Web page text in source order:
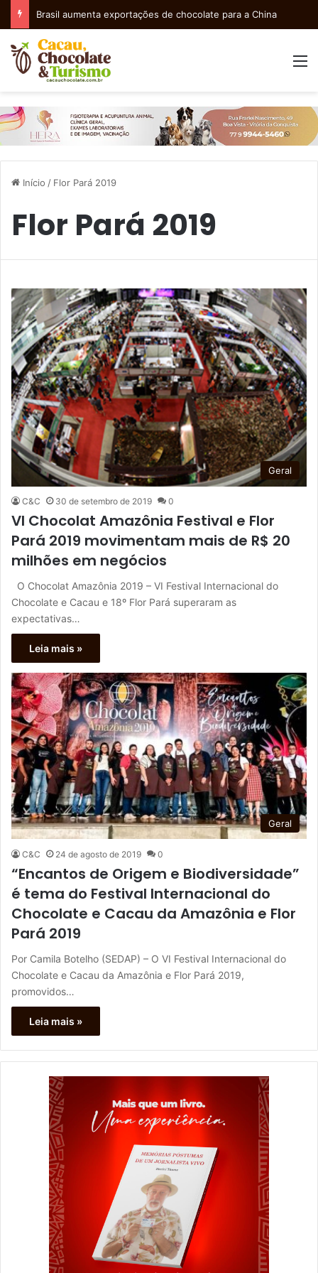
Brasil aumenta exportações de chocolate para a China
Início / Flor Pará 2019
Flor Pará 2019
Geral
C&C 30 de setembro de 2019 0
VI Chocolat Amazônia Festival e Flor
Pará 2019 movimentam mais de R$ 20
milhões em negócios
O Chocolat Amazônia 2019 – VI Festival Internacional do
Chocolate e Cacau e 18º Flor Pará superaram as
expectativas…
Leia mais »
Geral
C&C 24 de agosto de 2019 0
“Encantos de Origem e Biodiversidade”
é tema do Festival Internacional do
Chocolate e Cacau da Amazônia e Flor
Pará 2019
Por Camila Botelho (SEDAP) – O VI Festival Internacional do
Chocolate e Cacau da Amazônia e Flor Pará 2019,
promovidos…
Leia mais »